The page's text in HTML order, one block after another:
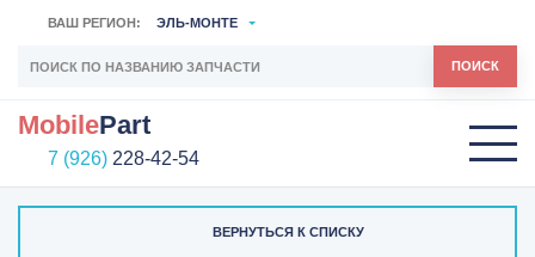
ВАШ РЕГИОН: ЭЛЬ-МОНТЕ
ПОИСК
MobilePart
7 (926) 228-42-54
ВЕРНУТЬСЯ К СПИСКУ